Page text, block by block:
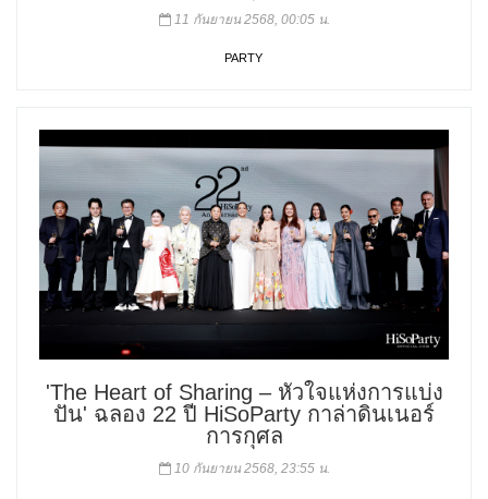
11 กันยายน 2568, 00:05 น.
PARTY
'The Heart of Sharing – หัวใจแห่งการแบ่ง
ปัน' ฉลอง 22 ปี HiSoParty กาล่าดินเนอร์
การกุศล
10 กันยายน 2568, 23:55 น.